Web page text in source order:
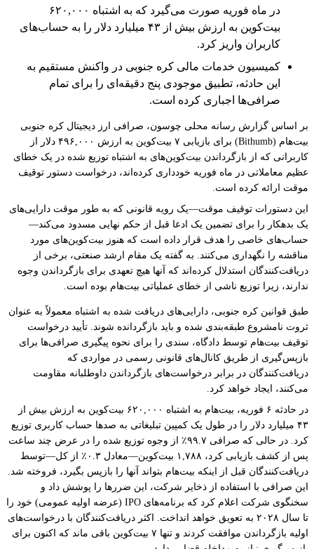
در ماه فوریه صورت می‌گیرد که به اشتباه ۶۲۰,۰۰۰
بیت‌کوین به ارزش بیش از ۴۳ میلیارد دلار را به حساب‌های
کاربران واریز کرد.
کمیسیون خدمات مالی کره جنوبی در واکنش مستقیم به
این حادثه، تطبیق موجودی پنج دقیقه‌ای را برای تمام
صرافی‌ها اجباری کرده است.
بر اساس گزارش رسانه محلی چوسون، صرافی ارز دیجیتال کره جنوبی
بیت‌هام (Bithumb) برای بازیابی ۷ بیت‌کوین به ارزش ۴۹۶,۰۰۰ دلار از
کاربرانی که از بازگرداندن بیت‌کوین‌های به اشتباه توزیع شده در یک خطای
عظیم معاملاتی در ماه فوریه خودداری کرده‌اند، درخواست دستور توقیف
موقت ارائه کرده است.
این دستورات توقیف موقت—یک رویه قانونی که به طور موقت دارایی‌های
یک بدهکار را برای تضمین یک ادعا قبل از حکم نهایی مسدود می‌کند—
حساب‌های خاصی را هدف قرار داده است که هنوز بیت‌کوین‌های مورد
مناقشه را نگهداری می‌کنند. به گفته یک مقام ارشد صنعتی، برخی از
دریافت‌کنندگان استدلال کرده‌اند که آنها هیچ تعهدی برای بازگرداندن وجوه
ندارند، زیرا توزیع ناشی از خطای عملیاتی بیت‌هام بوده است.
طبق قوانین کره جنوبی، دارایی‌های دریافت شده به اشتباه معمولاً به عنوان
ثروت نامشروع طبقه‌بندی شده و باید بازگردانده شوند. تأیید درخواست
توقیف بیت‌هام توسط دادگاه، سندی را برای نحوه پیگیری صرافی‌ها برای
بازپس‌گیری از طریق کانال‌های قانونی رسمی در مواردی که
دریافت‌کنندگان در برابر درخواست‌های بازگرداندن داوطلبانه مقاومت
می‌کنند، ایجاد خواهد کرد.
در حادثه ۶ فوریه، بیت‌هام به اشتباه ۶۲۰,۰۰۰ بیت‌کوین به ارزش بیش از
۴۳ میلیارد دلار را در طول یک کمپین تبلیغاتی به صدها حساب کاربری توزیع
کرد. در حالی که صرافی ۹۹.۷٪ از وجوه توزیع شده را در عرض چند ساعت
پس از کشف بازیابی کرد، ۱,۷۸۸ بیت‌کوین—معادل ۰.۳٪ از کل—توسط
دریافت‌کنندگان قبل از اینکه بیت‌هام بتواند آنها را بازپس بگیرد، فروخته شد.
این صرافی با استفاده از ذخایر شرکت، این ضررها را پوشش داد و
سخنگوی شرکت اعلام کرد که برنامه‌های IPO (عرضه اولیه عمومی) خود را
تا سال ۲۰۲۸ به تعویق خواهد انداخت. اکثر دریافت‌کنندگان با درخواست‌های
اولیه بازگرداندن موافقت کردند و تنها ۷ بیت‌کوین باقی ماند که اکنون برای